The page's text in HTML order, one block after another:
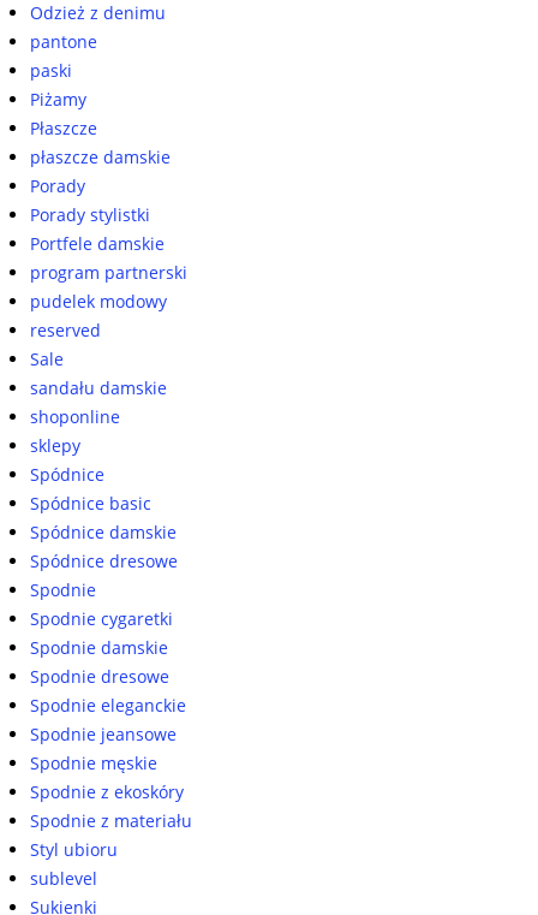
Odzież z denimu
pantone
paski
Piżamy
Płaszcze
płaszcze damskie
Porady
Porady stylistki
Portfele damskie
program partnerski
pudelek modowy
reserved
Sale
sandału damskie
shoponline
sklepy
Spódnice
Spódnice basic
Spódnice damskie
Spódnice dresowe
Spodnie
Spodnie cygaretki
Spodnie damskie
Spodnie dresowe
Spodnie eleganckie
Spodnie jeansowe
Spodnie męskie
Spodnie z ekoskóry
Spodnie z materiału
Styl ubioru
sublevel
Sukienki